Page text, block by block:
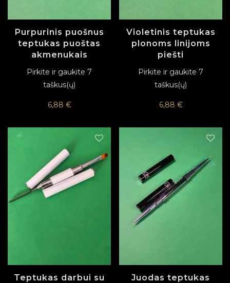
Purpurinis puošnus
teptukas puoštas
akmenukais
Pirkite ir gaukite 7
taškus(ų)
6,88 €
Violetinis teptukas
plonoms linijoms
piešti
Pirkite ir gaukite 7
taškus(ų)
6,88 €
Teptukas darbui su
Juodas teptukas